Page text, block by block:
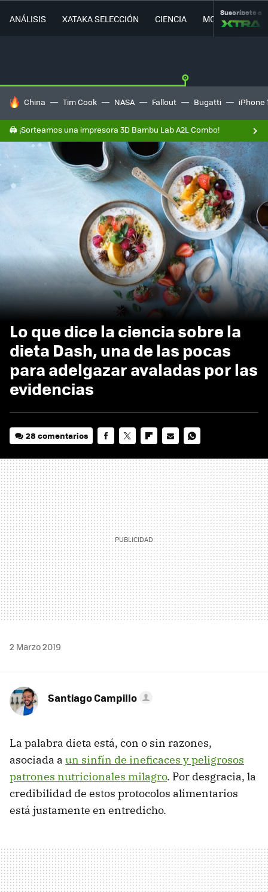
ANÁLISIS XATAKA SELECCIÓN CIENCIA MOVILIDAD
Suscríbete a
HOY SE HABLA DE
China Tim Cook NASA Fallout Bugatti iPhone
🖨️ ¡Sorteamos una impresora 3D Bambu Lab A2L Combo!
Lo que dice la ciencia sobre la
dieta Dash, una de las pocas
para adelgazar avaladas por las
evidencias
28 comentarios
MAIL
2 Marzo 2019
Santiago Campillo
La palabra dieta está, con o sin razones,
asociada a un sinfín de ineficaces y peligrosos
patrones nutricionales milagro. Por desgracia, la
credibilidad de estos protocolos alimentarios
está justamente en entredicho.